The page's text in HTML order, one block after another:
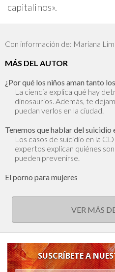
capitalinos».
Con información de: Mariana
MÁS DEL AUTOR
¿Por qué los niños aman tanto
La ciencia explica qué hay
dinosaurios. Además, te
puedan verlos en la ciudad.
Tenemos que hablar del suicidio
Los casos de suicidio en la
expertos explican quiénes
pueden prevenirse.
El porno para mujeres
VER MÁS
SUSCRÍBETE A